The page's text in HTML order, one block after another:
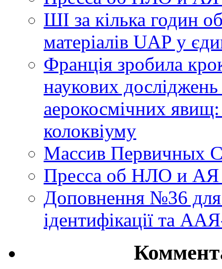
ШІ за кілька годин
матеріалів UAP у
Франція зробила
наукових
аерокосмічних
колоквіуму
Массив Первичных
Пресса об НЛО и
Доповнення №36
ідентифікації та